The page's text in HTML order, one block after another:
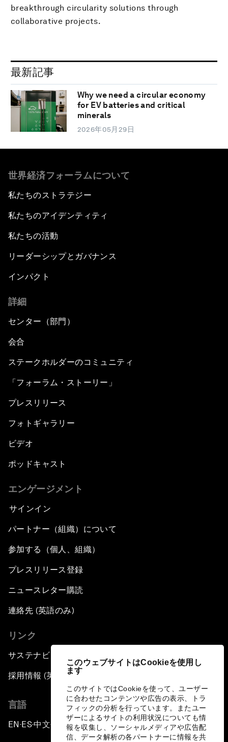
このウェブサイトはCookieを使用し
ます
このサイトではCookieを使って、ユーザー
に合わせたコンテンツや広告の表示、トラ
フィックの分析を行っています。またユー
ザーによるサイトの利用状況についても情
報を収集し、ソーシャルメディアや広告配
信、データ解析の各パートナーに情報を共
breakthrough circularity solutions through
collaborative projects.
最新記事
Why we need a circular economy
for EV batteries and critical
minerals
2026年05月29日
世界経済フォーラムについて
私たちのストラテジー
私たちのアイデンティティ
私たちの活動
リーダーシップとガバナンス
インパクト
詳細
センター（部門）
会合
ステークホルダーのコミュニティ
「フォーラム・ストーリー」
プレスリリース
フォトギャラリー
ビデオ
ポッドキャスト
エンゲージメント
サインイン
パートナー（組織）について
参加する（個人、組織）
プレスリリース登録
ニュースレター購読
連絡先 (英語のみ)
リンク
サステナビリティへの取り組み
採用情報 (英語のみ)
言語
EN ▪ ES▪中文▪ 日本語